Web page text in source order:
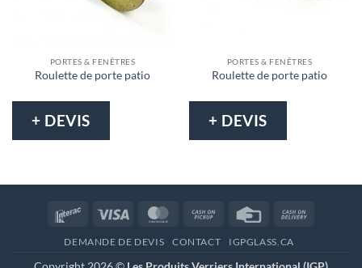
PORTES & FENÊTRES
Roulette de porte patio
+ DEVIS
PORTES & FENÊTRES
Roulette de porte patio
+ DEVIS
Interac Visa MasterCardCash
Pickup
Credit
DEMANDE DE DEVIS CONTACT IGPGLASS.CA